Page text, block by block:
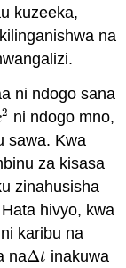
kuzeeka,
na
ni ndogo sana
2
2 ni ndogo mno,
sawa. Kwa
za kisasa
zinahusisha
hivyo, kwa
ni karibu na
naΔt
Δt inakuwa